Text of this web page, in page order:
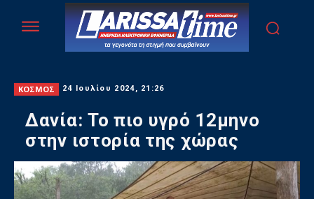
ΚΟΣΜΟΣ 24 Ιουλίου 2024, 21:26
Δανία: Το πιο υγρό 12μηνο
στην ιστορία της χώρας